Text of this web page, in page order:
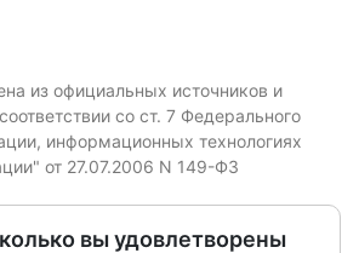
из официальных источников и
со ст. 7 Федерального
информационных технологиях
от 27.07.2006 N 149-ФЗ
вы удовлетворены